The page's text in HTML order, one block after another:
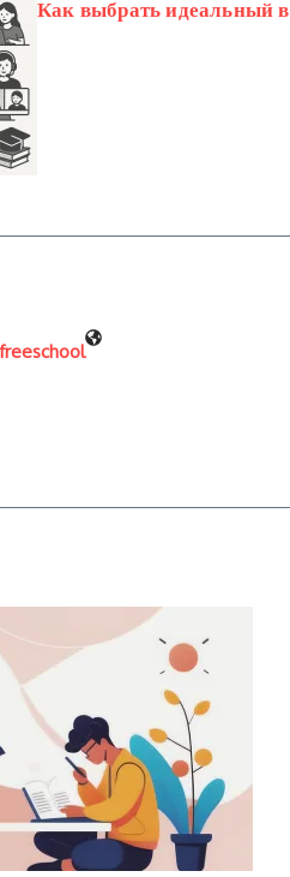
Как выбрать идеальный